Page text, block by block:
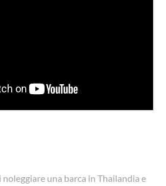
una barca in Thailandia e